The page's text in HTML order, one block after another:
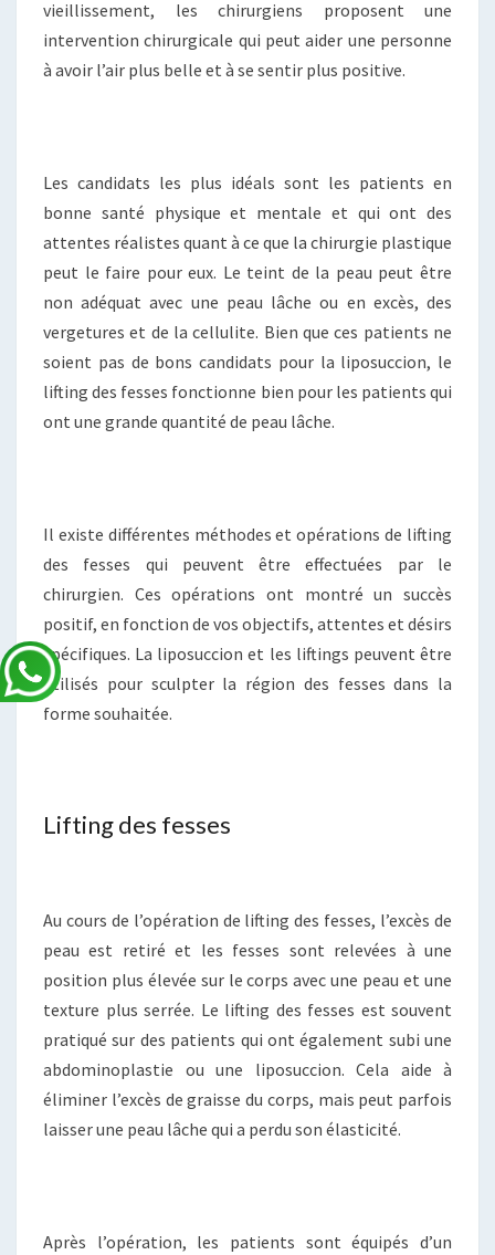
vieillissement, les chirurgiens proposent une
intervention chirurgicale qui peut aider une personne
à avoir l’air plus belle et à se sentir plus positive.
Les candidats les plus idéals sont les patients en
bonne santé physique et mentale et qui ont des
attentes réalistes quant à ce que la chirurgie plastique
peut le faire pour eux. Le teint de la peau peut être
non adéquat avec une peau lâche ou en excès, des
vergetures et de la cellulite. Bien que ces patients ne
soient pas de bons candidats pour la liposuccion, le
lifting des fesses fonctionne bien pour les patients qui
ont une grande quantité de peau lâche.
Il existe différentes méthodes et opérations de lifting
des fesses qui peuvent être effectuées par le
chirurgien. Ces opérations ont montré un succès
positif, en fonction de vos objectifs, attentes et désirs
spécifiques. La liposuccion et les liftings peuvent être
utilisés pour sculpter la région des fesses dans la
forme souhaitée.
Lifting des fesses
Au cours de l’opération de lifting des fesses, l’excès de
peau est retiré et les fesses sont relevées à une
position plus élevée sur le corps avec une peau et une
texture plus serrée. Le lifting des fesses est souvent
pratiqué sur des patients qui ont également subi une
abdominoplastie ou une liposuccion. Cela aide à
éliminer l’excès de graisse du corps, mais peut parfois
laisser une peau lâche qui a perdu son élasticité.
Après l’opération, les patients sont équipés d’un